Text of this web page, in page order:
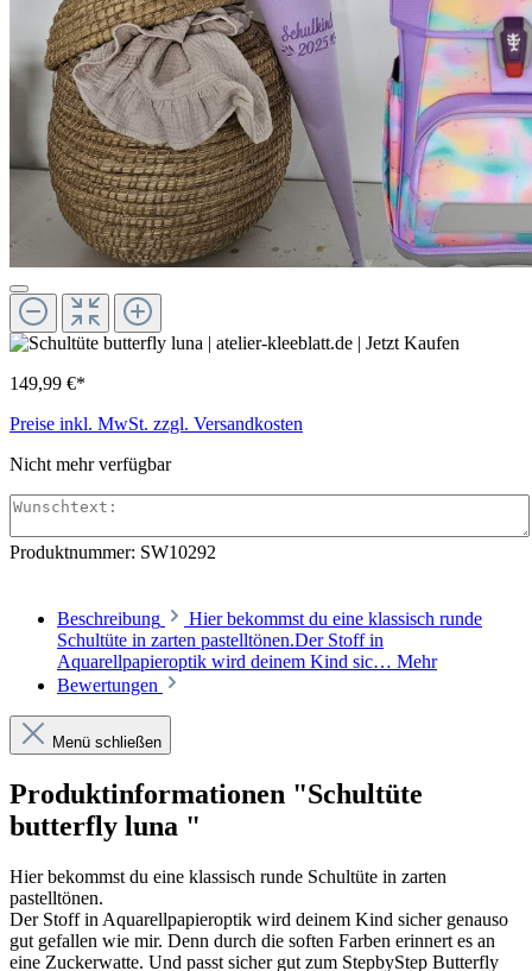
149,99 €*
Preise inkl. MwSt. zzgl. Versandkosten
Nicht mehr verfügbar
Produktnummer: SW10292
Beschreibung
Hier bekommst du eine klassisch runde
Schultüte in zarten pastelltönen.Der Stoff in
Aquarellpapieroptik wird deinem Kind sic… Mehr
Bewertungen
Menü schließen
Produktinformationen "Schultüte
butterfly luna "
Hier bekommst du eine klassisch runde Schultüte in zarten
pastelltönen.
Der Stoff in Aquarellpapieroptik wird deinem Kind sicher genauso
gut gefallen wie mir. Denn durch die soften Farben erinnert es an
eine Zuckerwatte. Und passt sicher gut zum StepbyStep Butterfly